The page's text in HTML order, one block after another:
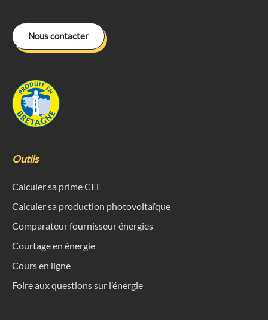
Nous contacter
Outils
Calculer sa prime CEE
Calculer sa production photovoltaïque
Comparateur fournisseur énergies
Courtage en énergie
Cours en ligne
Foire aux questions sur l’énergie